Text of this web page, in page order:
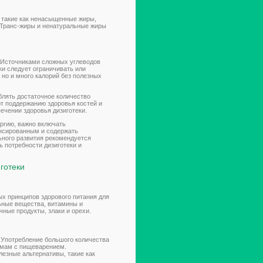
как ненасыщенные жиры,
жиры и ненатуральные жиры
сложных углеводов
следует ограничивать или
и много калорий без полезных
достаточное количество
поддержанию здоровья костей и
здоровья дизиготеки.
важно включать
и содержать
развития рекомендуется
дизиготеки и
принципов здорового питания для
вещества, витамины и
продукты, злаки и орехи.
большого количества
с пищеварением.
альтернативы, такие как